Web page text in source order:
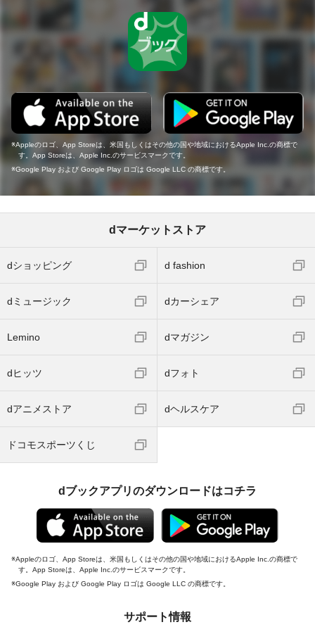
Appleのロゴ、App Storeは、米国もしくはその他の国や地域におけるApple Inc.の商標で
す。App Storeは、Apple Inc.のサービスマークです。
Google Play および Google Play ロゴは Google LLC の商標です。
dマーケットストア
dショッピング d fashion
dミュージック dカーシェア
Lemino dマガジン
dヒッツ dフォト
dアニメストア dヘルスケア
ドコモスポーツくじ
dブックアプリのダウンロードはコチラ
Appleのロゴ、App Storeは、米国もしくはその他の国や地域におけるApple Inc.の商標で
す。App Storeは、Apple Inc.のサービスマークです。
Google Play および Google Play ロゴは Google LLC の商標です。
サポート情報